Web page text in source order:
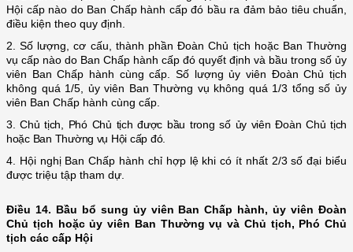
Hội cấp nào do Ban Chấp hành cấp đó bầu ra đảm bảo tiêu chuẩn,
điều kiện theo quy định.
2. Số lượng, cơ cấu, thành phần Đoàn Chủ tịch hoặc Ban Thường
vụ cấp nào do Ban Chấp hành cấp đó quyết định và bầu trong số ủy
viên Ban Chấp hành cùng cấp. Số lượng ủy viên Đoàn Chủ tịch
không quá 1/5, ủy viên Ban Thường vụ không quá 1/3 tổng số ủy
viên Ban Chấp hành cùng cấp.
3. Chủ tịch, Phó Chủ tịch được bầu trong số ủy viên Đoàn Chủ tịch
hoặc Ban Thường vụ Hội cấp đó.
4. Hội nghị Ban Chấp hành chỉ hợp lệ khi có ít nhất 2/3 số đại biểu
được triệu tập tham dự.
Điều 14. Bầu bổ sung ủy viên Ban Chấp hành, ủy viên Đoàn
Chủ tịch hoặc ủy viên Ban Thường vụ và Chủ tịch, Phó Chủ
tịch các cấp Hội